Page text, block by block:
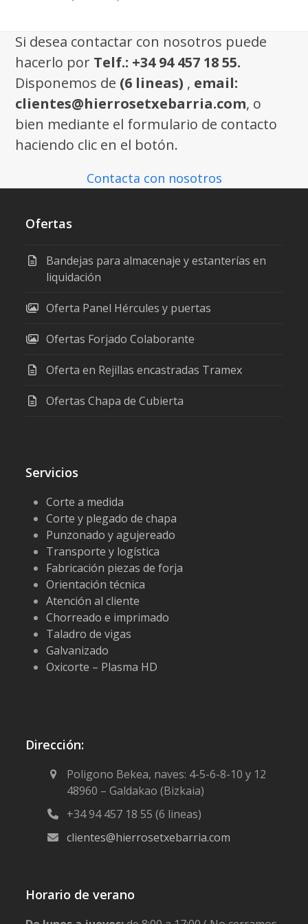
Si desea contactar con nosotros puede
hacerlo por Telf.: +34 94 457 18 55.
Disponemos de (6 lineas) , email:
clientes@hierrosetxebarria.com, o
bien mediante el formulario de contacto
haciendo clic en el botón.
Contacta con nosotros
Ofertas
Bandejas para almacenaje y estanterías en
liquidación
Oferta Panel Hércules y puertas
Ofertas Forjado Colaborante
Oferta en Rejillas encastradas Tramex
Ofertas Chapa de Cubierta
Servicios
Corte a medida
Corte y plegado de chapa
Punzonado y agujereado
Transporte y logística
Fabricación piezas de forja
Orientación técnica
Atención al cliente
Chorreado e imprimado
Taladro de vigas
Galvanizado
Oxicorte – Plasma HD
Dirección:
Poligono Bekea, naves: 4-5-6-8-10 y 12
48960 – Galdakao (Bizkaia)
+34 94 457 18 55 (6 lineas)
clientes@hierrosetxebarria.com
Horario de verano